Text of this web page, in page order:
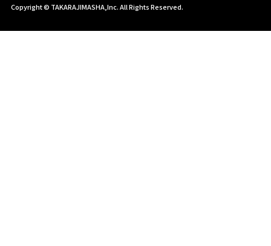
Copyright © TAKARAJIMASHA,Inc. All Rights Reserved.